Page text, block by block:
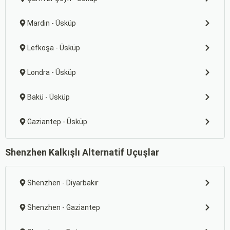
Mardin - Üsküp
Lefkoşa - Üsküp
Londra - Üsküp
Bakü - Üsküp
Gaziantep - Üsküp
Shenzhen Kalkışlı Alternatif Uçuşlar
Shenzhen - Diyarbakır
Shenzhen - Gaziantep